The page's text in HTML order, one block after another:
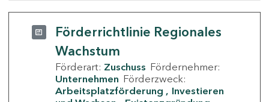
Förderrichtlinie Regionales
Wachstum
Förderart: Zuschuss Fördernehmer:
Unternehmen Förderzweck:
Arbeitsplatzförderung
Investieren